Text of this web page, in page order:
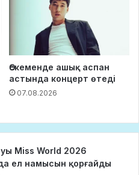
Өскеменде ашық аспан
астында концерт өтеді
07.08.2026
Miss World 2026
ел намысын қорғайды